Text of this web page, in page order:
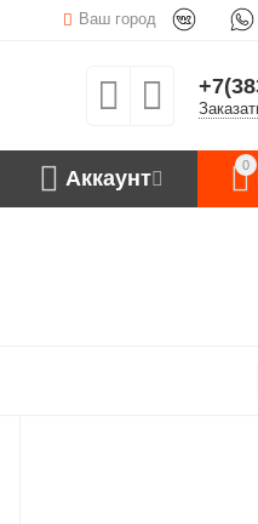
Ваш город
0
Аккаунт